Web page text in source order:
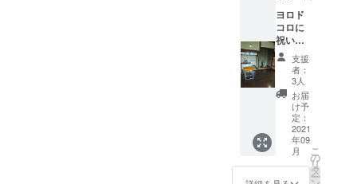
どのよ
うにご
利用さ
れたい
か（○○
セミ
ナー、
お稽古
利用、
写真撮
影な
ど）の
ご記載
す。 ご
来店い
ただい
た際
に、ヨ
リドコ
ロから
のメー
ルをお
見せく
ださ
い。 ※
ご本人
様お一
ヨロド
コロに
祝い植
物
（中）
を送る
支援で
す。
（植物
はこち
らで選
び注文
させて
頂きま
支援
者：
3人
お届
け予
定：
2021
年09
月
こ
の
リ
タ
ー